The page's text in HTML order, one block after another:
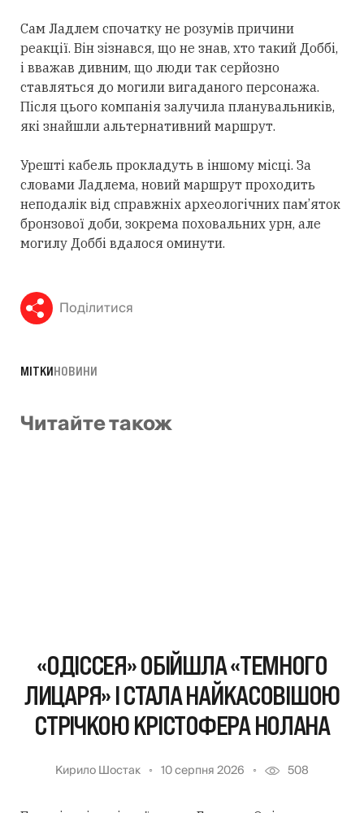
Сам Ладлем спочатку не розумів причини
реакції. Він зізнався, що не знав, хто такий Доббі,
і вважав дивним, що люди так серйозно
ставляться до могили вигаданого персонажа.
Після цього компанія залучила планувальників,
які знайшли альтернативний маршрут.
Урешті кабель прокладуть в іншому місці. За
словами Ладлема, новий маршрут проходить
неподалік від справжніх археологічних пам’яток
бронзової доби, зокрема поховальних урн, але
могилу Доббі вдалося оминути.
Поділитися
МІТКИНОВИНИ
Читайте також
«ОДІССЕЯ» ОБІЙШЛА «ТЕМНОГО
ЛИЦАРЯ» І СТАЛА НАЙКАСОВІШОЮ
СТРІЧКОЮ КРІСТОФЕРА НОЛАНА
Кирило Шостак 10 серпня 2026 508